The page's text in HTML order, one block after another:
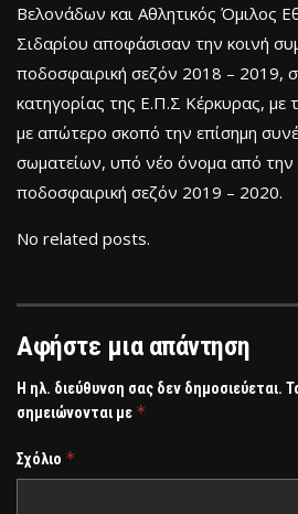
Βελονάδων και Αθλητικός Όμιλος
Σιδαρίου αποφάσισαν την κοινή
ποδοσφαιρική σεζόν 2018 – 2019,
κατηγορίας της Ε.Π.Σ Κέρκυρας, με
με απώτερο σκοπό την επίσημη
σωματείων, υπό νέο όνομα από την
ποδοσφαιρική σεζόν 2019 – 2020.
No related posts.
Αφήστε μια απάντηση
Η ηλ. διεύθυνση σας δεν δημοσιεύεται.
σημειώνονται με *
Σχόλιο *